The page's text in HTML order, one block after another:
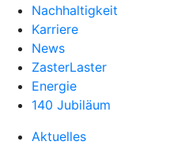
Nachhaltigkeit
Karriere
News
ZasterLaster
Energie
140 Jubiläum
Aktuelles